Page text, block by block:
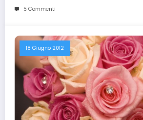
5 Commenti
18 Giugno 2012